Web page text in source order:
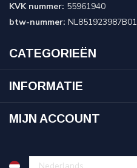
KVK nummer: 55961940
btw-nummer: NL851923987B01
CATEGORIEËN
INFORMATIE
MIJN ACCOUNT